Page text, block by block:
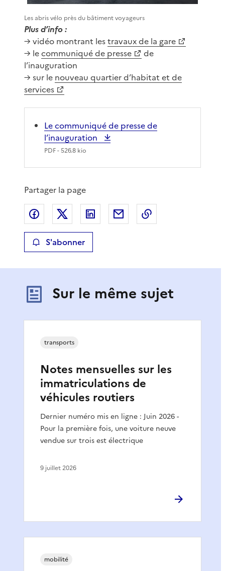
Les abris vélo près du bâtiment voyageurs
Plus d’info :
→ vidéo montrant lestravaux de la gare
→ lecommuniqué de presse
de
l’inauguration
→ sur le nouveau quartier d’habitat et de
services
Le communiqué de presse de
l’inauguration
PDF- 526.8 kio
Partager la page
Partager sur Facebook
Partager sur XPartager sur LinkedIn
Partager par email
S'abonner
Sur le même sujet
Notes mensuelles sur les
immatriculations de
véhicules routiers
Dernier numéro mis en ligne : Juin 2026 -
Pour la première fois, une voiture neuve
vendue sur trois est électrique
transports
9 juillet 2026
mobilité